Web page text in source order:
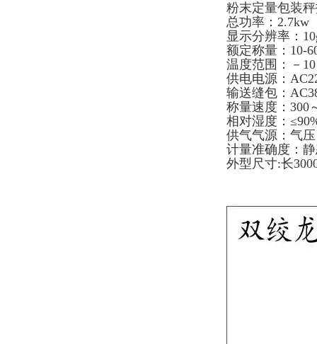
粉末定量包装
总功率：2.7kw
显示分辨率：
额定称量：10-
温度范围：－
供电电源：
输送缝包：
称量速度：300
相对湿度：
供气气源：气
计量准确度：
外型尺寸:长